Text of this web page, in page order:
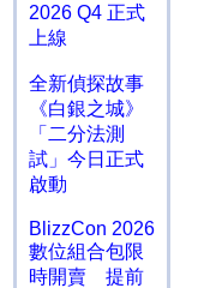
2026 Q4 正式
上線
全新偵探故事
《白銀之城》
「二分法測
試」今日正式
啟動
BlizzCon 2026
數位組合包限
時開賣 提前